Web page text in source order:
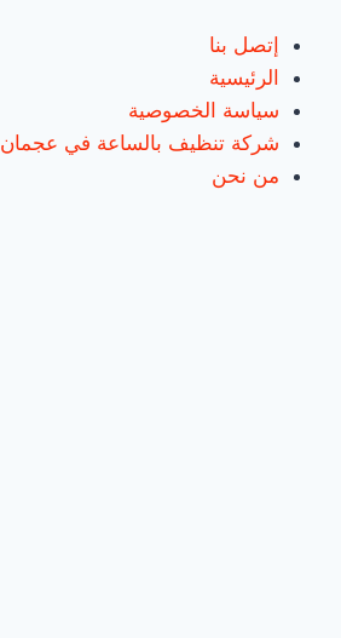
إتصل بنا
الرئيسية
سياسة الخصوصية
شركة تنظيف بالساعة في عجمان
من نحن